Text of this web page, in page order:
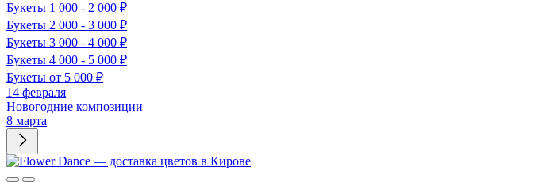
Букеты 1 000 - 2 000 ₽
Букеты 2 000 - 3 000 ₽
Букеты 3 000 - 4 000 ₽
Букеты 4 000 - 5 000 ₽
Букеты от 5 000 ₽
14 февраля
Новогодние композиции
8 марта